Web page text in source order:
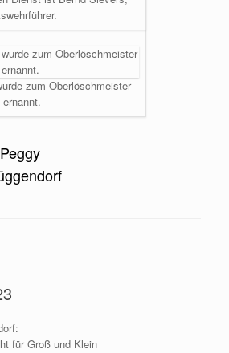
zum Oberlöschmeister
ernannt.
für Groß und Klein